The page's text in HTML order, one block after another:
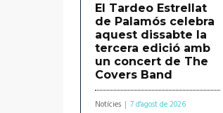
El Tardeo Estrellat
de Palamós celebra
aquest dissabte la
tercera edició amb
un concert de The
Covers Band
Notícies 7 d'agost de 2026